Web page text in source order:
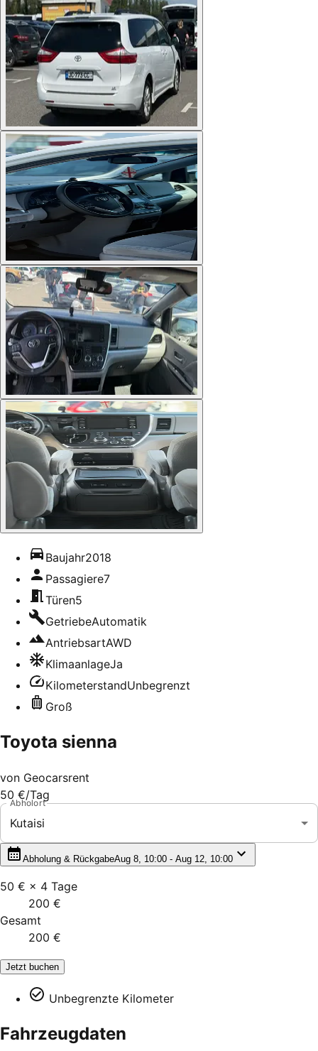
Baujahr2018
Passagiere7
Türen5
GetriebeAutomatik
AntriebsartAWD
KlimaanlageJa
KilometerstandUnbegrenzt
Groß
Toyota sienna
von Geocarsrent
50 €/Tag
Abholort
Kutaisi
Abholung & RückgabeAug 8, 10:00 - Aug 12, 10:00
50 € × 4 Tage
200 €
Gesamt
200 €
Jetzt buchen
Unbegrenzte Kilometer
Fahrzeugdaten